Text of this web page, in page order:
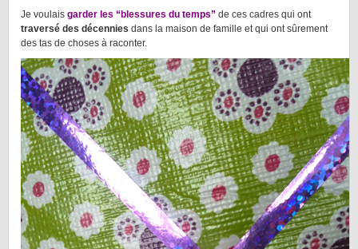
Je voulais garder les “blessures du temps” de ces cadres qui ont
traversé des décennies dans la maison de famille et qui ont sûrement
des tas de choses à raconter.